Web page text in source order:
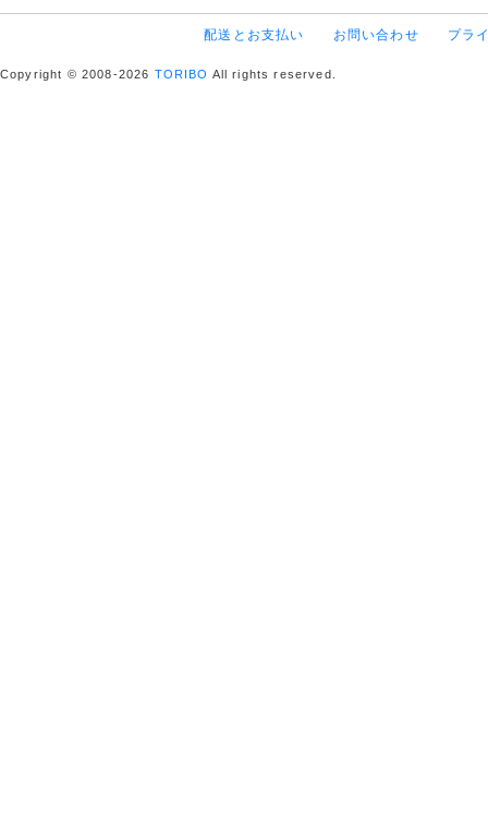
配送とお支払い お問い合わせ プラ
Copyright © 2008-2026 TORIBO All rights reserved.